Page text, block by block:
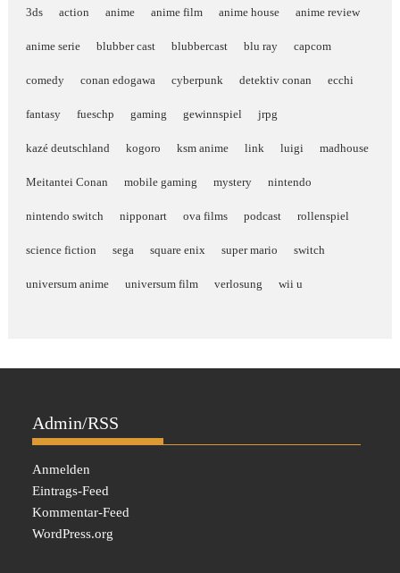
3ds action anime anime film anime house anime review
anime serie blubber cast blubbercast blu ray capcom
comedy conan edogawa cyberpunk detektiv conan ecchi
fantasy fueschp gaming gewinnspiel jrpg
kazé deutschland kogoro ksm anime link luigi madhouse
Meitantei Conan mobile gaming mystery nintendo
nintendo switch nipponart ova films podcast rollenspiel
science fiction sega square enix super mario switch
universum anime universum film verlosung wii u
Admin/RSS
Anmelden
Eintrags-Feed
Kommentar-Feed
WordPress.org